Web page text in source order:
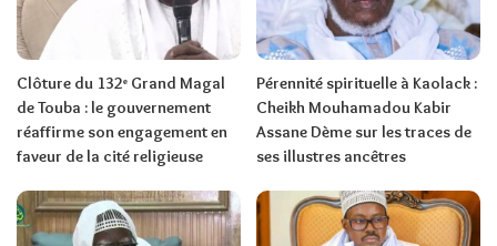
Clôture du 132ᵉ Grand Magal
de Touba : le gouvernement
réaffirme son engagement en
faveur de la cité religieuse
Pérennité spirituelle à Kaolack :
Cheikh Mouhamadou Kabir
Assane Dème sur les traces de
ses illustres ancêtres